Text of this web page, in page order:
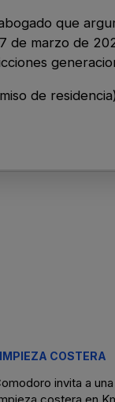
que
de marzo de
de
COSTERA
invita a